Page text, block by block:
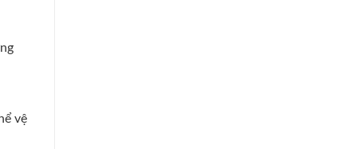
vệ